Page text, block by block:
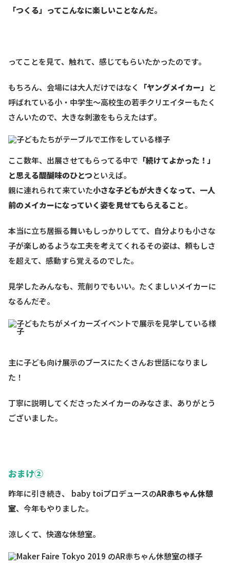
「つくる」ってこんなに楽しいことなんだ。
ってことを見て、触れて、感じてもらいたかったのです。
もちろん、会場には大人だけではなく 「ヤングメイカー」 と
呼ばれている小・中学生〜高校生の若手クリエイターもたく
さんいたので、大きな刺激をもらえたはず。
ここ数年、出展させてもらってる中で 「続けてよかった！」
と思える醍醐味のひとつといえば。
親に連れられて来ていた小さな子どもが大きくなって、一人
前のメイカーになっていく姿を見せてもらえること。
本当に立ち居振る舞いもしっかりしてて、自分よりも小さな
子が楽しめるような工夫を考えてくれるその姿は、頼もしさ
を超えて、感動すら覚えるのでした。
見学したみんなも、荒削りでもいい。たくましいメイカーに
なるんだぞ。
主に子ども向け展示のブースにたくさんお世話になりまし
た！
丁寧に説明してくださったメイカーのみなさま、ありがとう
ございました。
おまけ②
昨年に引き続き、 baby toiプロデュースのAR赤ちゃん休憩
室、今年もやりました。
涼しくて、快適な休憩室。